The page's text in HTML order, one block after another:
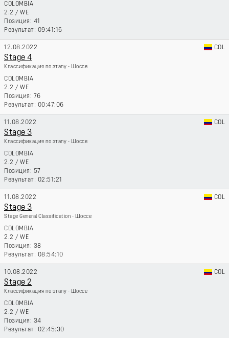
COLOMBIA
2.2 / WE
41
09:41:16
12.08.2022 COL
Stage 4
Классификация по этапу - Шоссе
COLOMBIA
2.2 / WE
76
00:47:06
11.08.2022 COL
Stage 3
Классификация по этапу - Шоссе
COLOMBIA
2.2 / WE
57
02:51:21
11.08.2022 COL
Stage 3
Stage General Classification - Шоссе
COLOMBIA
2.2 / WE
38
08:54:10
10.08.2022 COL
Stage 2
Классификация по этапу - Шоссе
COLOMBIA
2.2 / WE
34
02:45:30